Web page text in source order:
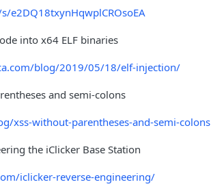
e2DQ18txynHqwplCROsoEA
into x64 ELF binaries
blog/2019/05/18/elf-injection/
and semi-colons
xss-without-parentheses-and-semi-colons
the iClicker Base Station
iclicker-reverse-engineering/